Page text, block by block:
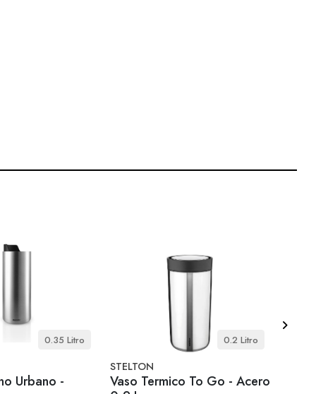
0.35 Litro
Urbano -
0.2 Litro
STELTON
Vaso Termico To Go - Acero